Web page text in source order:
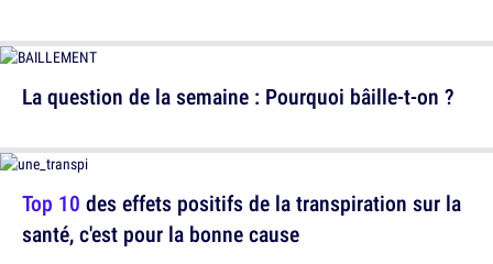
La question de la semaine : Pourquoi bâille-t-on ?
Top 10 des effets positifs de la transpiration sur la
santé, c'est pour la bonne cause